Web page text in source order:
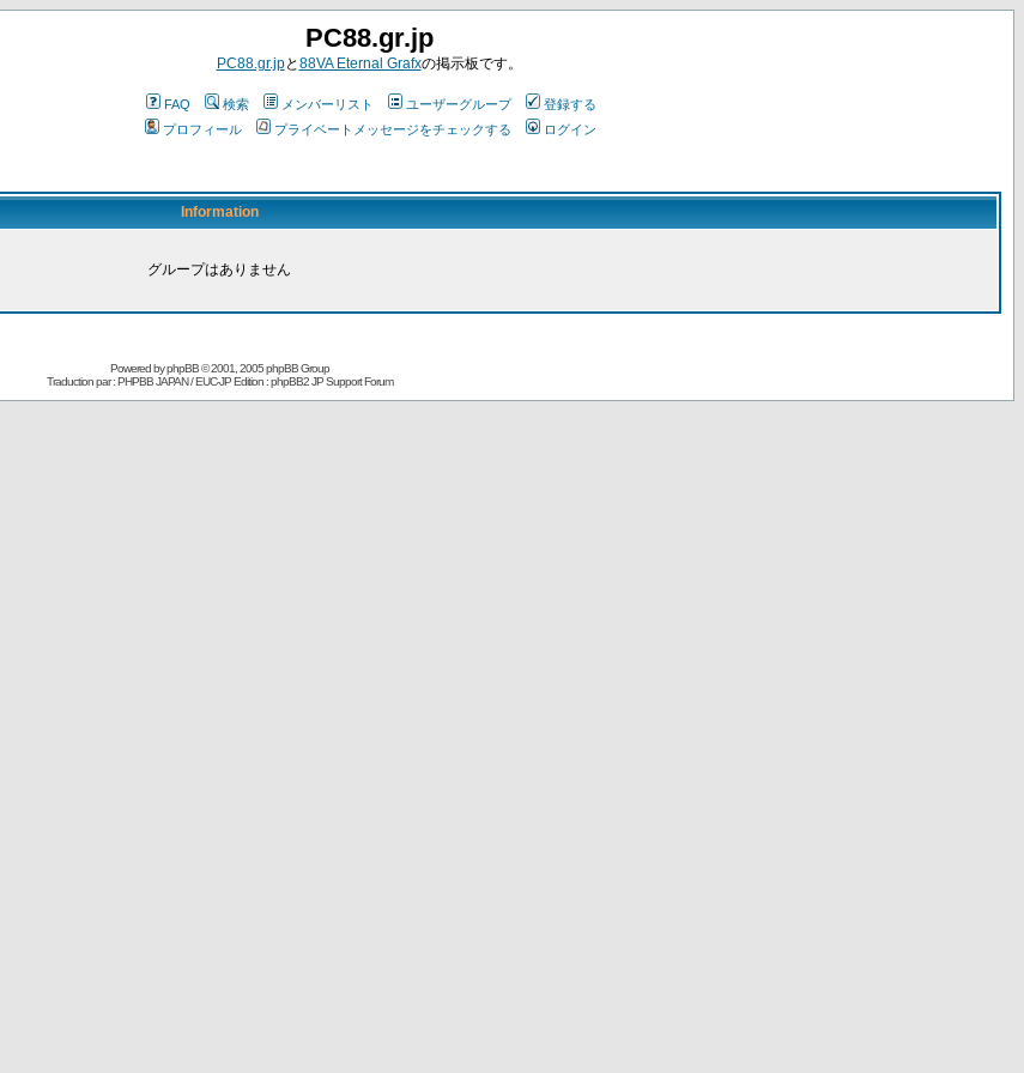
PC88.gr.jp
PC88.gr.jpと88VA Eternal Grafxの掲示板です。
FAQ 検索 メンバーリスト ユーザーグループ
登録する
プロフィール
プライベートメッセージをチェックする ログイン
Information
グループはありません
Powered byphpBB© 2001, 2005 phpBB Group
Traduction par : PHPBB JAPAN / EUC-JP Edition :phpBB2 JP Support Forum